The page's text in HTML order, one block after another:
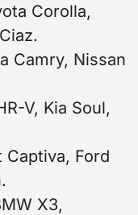
Corolla,
Camry, Nissan
V, Kia Soul,
Ford
X3,